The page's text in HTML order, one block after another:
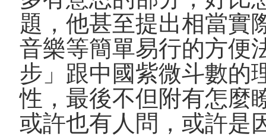
題，他甚至提出相當實
音樂等簡單易行的方便
步」跟中國紫微斗數的
性，最後不但附有怎麼
或許也有人問，或許是